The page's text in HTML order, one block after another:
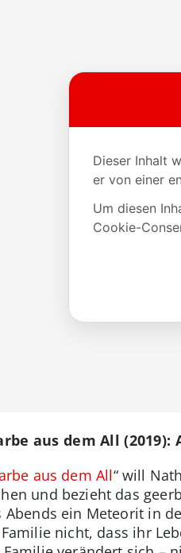
aus dem All
aus dem All“ will
und bezieht das
Abends ein Meteorit in
nicht, dass ihr